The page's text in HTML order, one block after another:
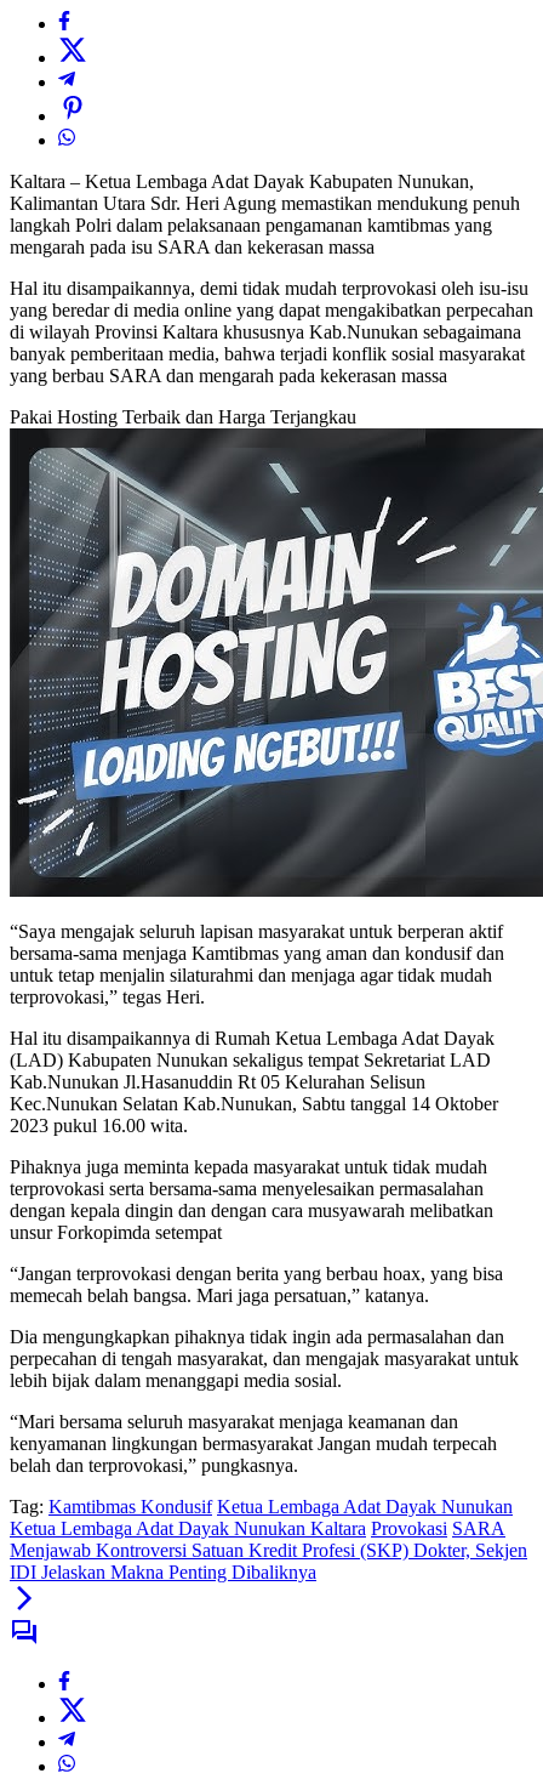
Kaltara – Ketua Lembaga Adat Dayak Kabupaten Nunukan,
Kalimantan Utara Sdr. Heri Agung memastikan mendukung penuh
langkah Polri dalam pelaksanaan pengamanan kamtibmas yang
mengarah pada isu SARA dan kekerasan massa
Hal itu disampaikannya, demi tidak mudah terprovokasi oleh isu-isu
yang beredar di media online yang dapat mengakibatkan perpecahan
di wilayah Provinsi Kaltara khususnya Kab.Nunukan sebagaimana
banyak pemberitaan media, bahwa terjadi konflik sosial masyarakat
yang berbau SARA dan mengarah pada kekerasan massa
Pakai Hosting Terbaik dan Harga Terjangkau
“Saya mengajak seluruh lapisan masyarakat untuk berperan aktif
bersama-sama menjaga Kamtibmas yang aman dan kondusif dan
untuk tetap menjalin silaturahmi dan menjaga agar tidak mudah
terprovokasi,” tegas Heri.
Hal itu disampaikannya di Rumah Ketua Lembaga Adat Dayak
(LAD) Kabupaten Nunukan sekaligus tempat Sekretariat LAD
Kab.Nunukan Jl.Hasanuddin Rt 05 Kelurahan Selisun
Kec.Nunukan Selatan Kab.Nunukan, Sabtu tanggal 14 Oktober
2023 pukul 16.00 wita.
Pihaknya juga meminta kepada masyarakat untuk tidak mudah
terprovokasi serta bersama-sama menyelesaikan permasalahan
dengan kepala dingin dan dengan cara musyawarah melibatkan
unsur Forkopimda setempat
“Jangan terprovokasi dengan berita yang berbau hoax, yang bisa
memecah belah bangsa. Mari jaga persatuan,” katanya.
Dia mengungkapkan pihaknya tidak ingin ada permasalahan dan
perpecahan di tengah masyarakat, dan mengajak masyarakat untuk
lebih bijak dalam menanggapi media sosial.
“Mari bersama seluruh masyarakat menjaga keamanan dan
kenyamanan lingkungan bermasyarakat Jangan mudah terpecah
belah dan terprovokasi,” pungkasnya.
Tag: Kamtibmas Kondusif Ketua Lembaga Adat Dayak Nunukan
Ketua Lembaga Adat Dayak Nunukan Kaltara Provokasi SARA
Menjawab Kontroversi Satuan Kredit Profesi (SKP) Dokter, Sekjen
IDI Jelaskan Makna Penting Dibaliknya